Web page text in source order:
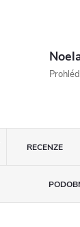
RECENZE